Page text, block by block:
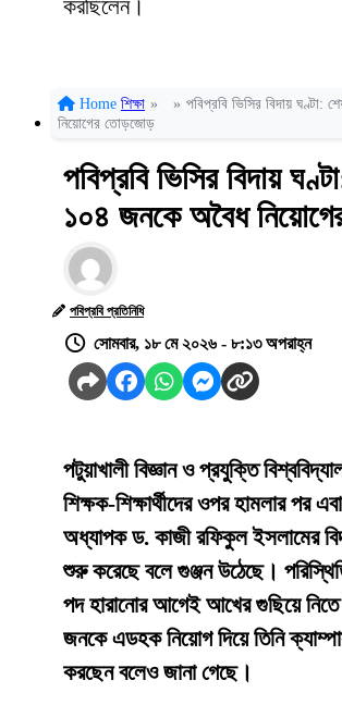
করছিলেন।
Home শিক্ষা » » পবিপ্রবি ভিসির বিদায় ঘণ্টা:
নিয়োগের তোড়জোড়
পবিপ্রবি ভিসির বিদায়
১০৪ জনকে অবৈধ
পবিপ্রবি প্রতিনিধি
সোমবার, ১৮ মে ২০২৬ - ৮:১৩ অপরাহ্ন
পটুয়াখালী বিজ্ঞান ও প্রযুক্তি
শিক্ষক-শিক্ষার্থীদের ওপর হামলার পর
অধ্যাপক ড. কাজী রফিকুল ইসলামের
শুরু করেছে বলে গুঞ্জন উঠেছে।
পদ হারানোর আগেই আখের গুছিয়ে
জনকে এডহক নিয়োগ দিয়ে তিনি
করছেন বলেও জানা গেছে।